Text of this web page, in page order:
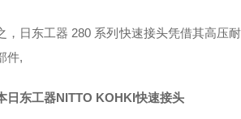
，日东工器 280 系列快速接头凭借其高压
件,
日东工器NITTO KOHKI快速接头